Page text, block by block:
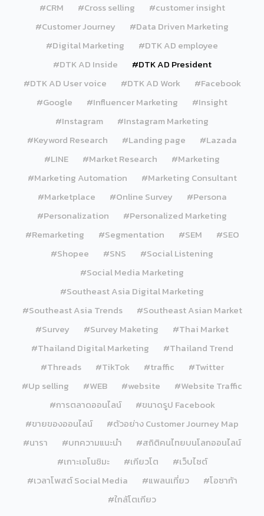
#CRM
#Cross selling
#customer insight
#Customer Journey
#Data Driven Marketing
#Digital Marketing
#DTK AD employee
#DTK AD Inside
#DTK AD President
#DTK AD User voice
#DTK AD Work
#Facebook
#Google
#Influencer Marketing
#Insight
#Instagram
#Instagram Marketing
#Keyword Research
#Landing page
#Lazada
#LINE
#Market Research
#Marketing
#Marketing Automation
#Marketing Consultant
#Marketplace
#Online Survey
#Persona
#Personalization
#Personalized Marketing
#Remarketing
#Segmentation #SEM
#SEO
#Shopee
#SNS
#Social Listening
#Social Media Marketing
#Southeast Asia Digital Marketing
#Southeast Asia Trends
#Southeast Asian Market
#Survey
#Survey Maketing
#Thai Market
#Thailand Digital Marketing
#Thailand Trend
#Threads
#TikTok #traffic
#Twitter
#Up selling
#WEB #website
#Website Traffic
#การตลาดออนไลน์
#ขนาดรูป Facebook
#ขายของออนไลน์
#ตัวอย่าง Customer Journey Map
#นารา
#บทความแนะนำ
#สถิติคนไทยบนโลกออนไลน์
#เกาะเอโนชิมะ
#เกียวโต
#เว็บไซต์
#เวลาโพสต์ Social Media
#แพลนเที่ยว
#โอซาก้า
#ใกล้โตเกียว